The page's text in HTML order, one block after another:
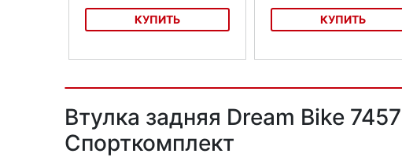
КУПИТЬ КУПИТЬ
Втулка задняя Dream Bike
Спорткомплект